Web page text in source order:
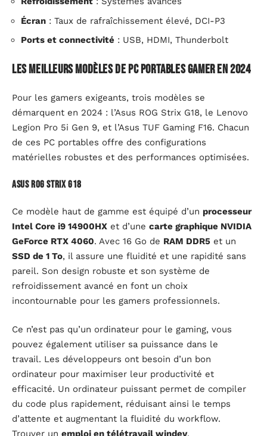
Écran : Taux de rafraîchissement élevé, DCI-P3
Ports et connectivité : USB, HDMI, Thunderbolt
Les meilleurs modèles de PC portables gamer en 2024
Pour les gamers exigeants, trois modèles se
démarquent en 2024 : l’Asus ROG Strix G18, le Lenovo
Legion Pro 5i Gen 9, et l’Asus TUF Gaming F16. Chacun
de ces PC portables offre des configurations
matérielles robustes et des performances optimisées.
Asus ROG Strix G18
Ce modèle haut de gamme est équipé d’un processeur
Intel Core i9 14900HX et d’une carte graphique NVIDIA
GeForce RTX 4060. Avec 16 Go de RAM DDR5 et un
SSD de 1 To, il assure une fluidité et une rapidité sans
pareil. Son design robuste et son système de
refroidissement avancé en font un choix
incontournable pour les gamers professionnels.
Ce n’est pas qu’un ordinateur pour le gaming, vous
pouvez également utiliser sa puissance dans le
travail. Les développeurs ont besoin d’un bon
ordinateur pour maximiser leur productivité et
efficacité. Un ordinateur puissant permet de compiler
du code plus rapidement, réduisant ainsi le temps
d’attente et augmentant la fluidité du workflow.
Trouver un emploi en télétravail windev.